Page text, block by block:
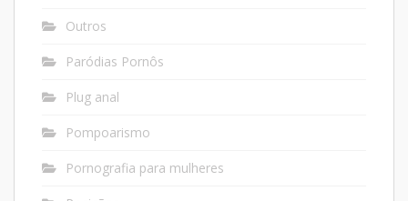
Outros
Paródias Pornôs
Plug anal
Pompoarismo
Pornografia para mulheres